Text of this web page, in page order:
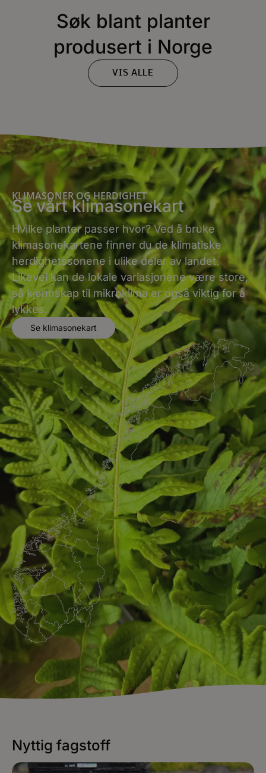
Søk blant planter
produsert i Norge
VIS ALLE
KLIMASONER OG HERDIGHET
Se vårt klimasonekart
Hvilke planter passer hvor? Ved å bruke
klimasonekartene finner du de klimatiske
herdighetssonene i ulike deler av landet.
Likevel kan de lokale variasjonene være store,
så kjennskap til mikroklima er også viktig for å
lykkes.
Se klimasonekart
Nyttig fagstoff